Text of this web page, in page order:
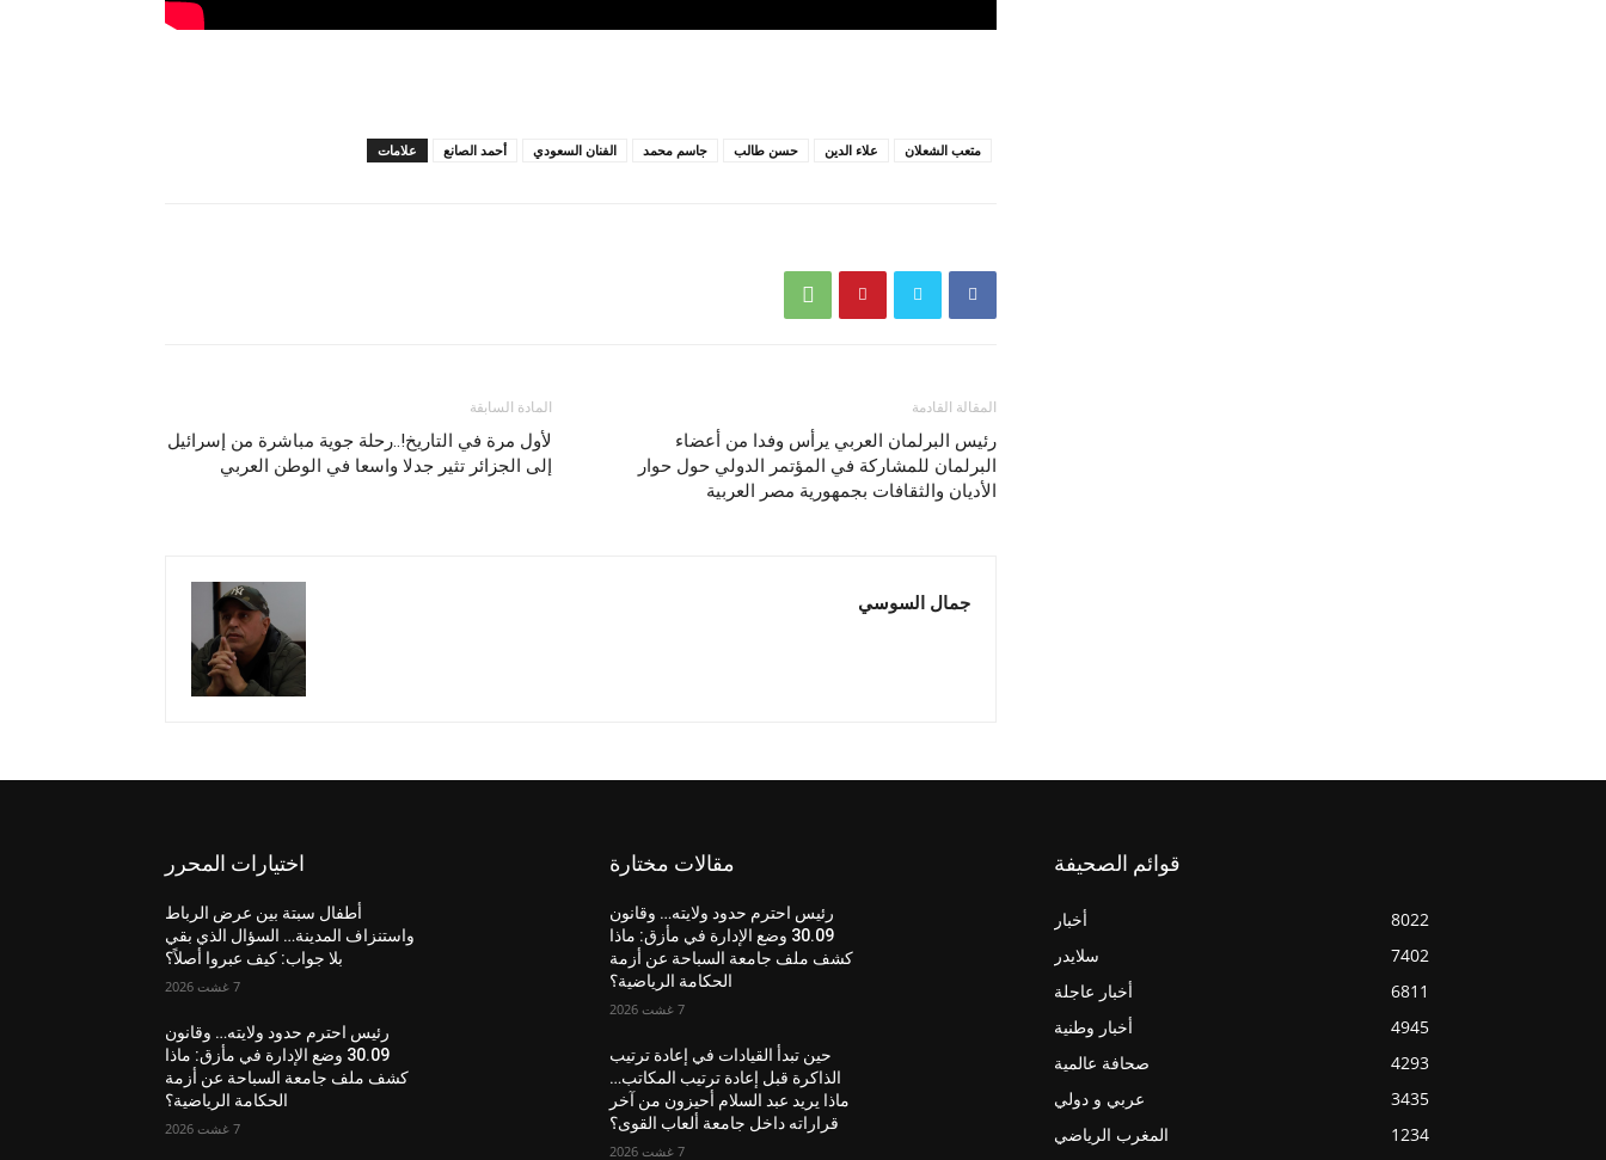
علامات أحمد الصانع الفنان السعودي جاسم محمد حسن طالب علاء الدين متعب الشعلان
المادة السابقة
لأول مرة في التاريخ!..رحلة جوية مباشرة من إسرائيل
إلى الجزائر تثير جدلا واسعا في الوطن العربي
المقالة القادمة
رئيس البرلمان العربي يرأس وفدا من أعضاء
البرلمان للمشاركة في المؤتمر الدولي حول حوار
الأديان والثقافات بجمهورية مصر العربية
جمال السوسي
اختيارات المحرر
أطفال سبتة بين عرض الرباط
واستنزاف المدينة… السؤال الذي بقي
بلا جواب: كيف عبروا أصلاً؟
7 غشت 2026
رئيس احترم حدود ولايته… وقانون
30.09 وضع الإدارة في مأزق: ماذا
كشف ملف جامعة السباحة عن أزمة
الحكامة الرياضية؟
7 غشت 2026
مقالات مختارة
رئيس احترم حدود ولايته… وقانون
30.09 وضع الإدارة في مأزق: ماذا
كشف ملف جامعة السباحة عن أزمة
الحكامة الرياضية؟
7 غشت 2026
حين تبدأ القيادات في إعادة ترتيب
الذاكرة قبل إعادة ترتيب المكاتب…
ماذا يريد عبد السلام أحيزون من آخر
قراراته داخل جامعة ألعاب القوى؟
7 غشت 2026
قوائم الصحيفة
أخبار
8022
سلايدر
7402
أخبار عاجلة
6811
أخبار وطنية
4945
صحافة عالمية
4293
عربي و دولي
3435
المغرب الرياضي
1234